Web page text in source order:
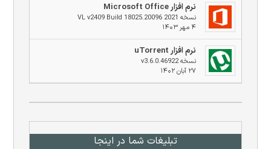
نرم افزار Microsoft Office
نسخه 2021 VL v2409 Build 18025.20096
۴ مهر ۱۴۰۳
نرم افزار uTorrent
نسخه v3.6.0.46922
۲۷ آبان ۱۴۰۲
تبلیغات شما در اینجا